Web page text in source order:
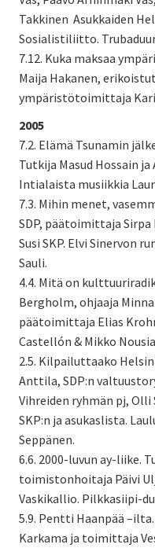
Takkinen Asukkaiden
Sosialistiliitto.
7.12. Kuka maksaa
Maija Hakanen,
ympäristötoimittaja Kari
2005
7.2. Elämä Tsunamin
Tutkija Masud Hossain ja
Intialaista musiikkia
7.3. Mihin menet,
SDP, päätoimittaja
Susi SKP. Elvi Sinervon
Sauli.
4.4. Mitä on
Bergholm, ohjaaja
päätoimittaja Elias
Castellón & Mikko
2.5. Kilpailuttaako
Anttila, SDP:n
Vihreiden ryhmän pj,
SKP:n ja asukaslista.
Seppänen.
6.6. 2000-luvun ay-liike.
toimistonhoitaja Päivi
Vaskikallio. Pilkkasiipi-
5.9. Pentti Haanpää
Karkama ja toimittaja